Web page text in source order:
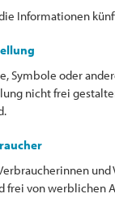
Informationen
Symbole oder
nicht frei
frei von werblichen